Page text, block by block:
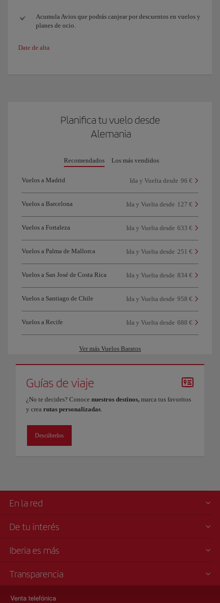
Acumula Avios que podrás canjear por descuentos en vuelos y
planes de ocio.
Date de alta
Planifica tu vuelo desde
Alemania
Recomendados Los más vendidos
Vuelos a Madrid Ida y Vuelta desde 96 €
Vuelos a Barcelona Ida y Vuelta desde 127 €
Vuelos a Fortaleza Ida y Vuelta desde 633 €
Vuelos a Palma de Mallorca Ida y Vuelta desde 251 €
Vuelos a San José de Costa Rica Ida y Vuelta desde 834 €
Vuelos a Santiago de Chile Ida y Vuelta desde 958 €
Vuelos a Recife Ida y Vuelta desde 688 €
Ver más Vuelos Baratos
Guías de viaje
¿No te decides? Conoce nuestros destinos, marca tus favoritos
y crea rutas personalizadas.
Descúbrelos
En la red
De tu interés
Iberia es más
Transparencia
Venta telefónica